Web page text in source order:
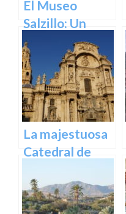
ciudad
El Museo
Salzillo: Un
Tesoro de la
Escultura
Barroca en
España en
Murcia
La majestuosa
Catedral de
tesoro
arquitectónico